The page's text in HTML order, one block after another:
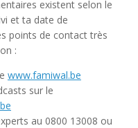
existent selon le
et ta date de
points de contact très
:
www.famiwal.be
sur le
au 0800 13008 ou